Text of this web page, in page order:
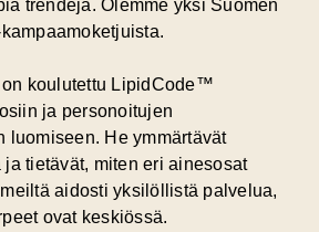
trendejä. Olemme yksi Suomen
koulutettu LipidCode™
ja personoitujen
luomiseen. He ymmärtävät
tietävät, miten eri ainesosat
aidosti yksilöllistä palvelua,
ovat keskiössä.